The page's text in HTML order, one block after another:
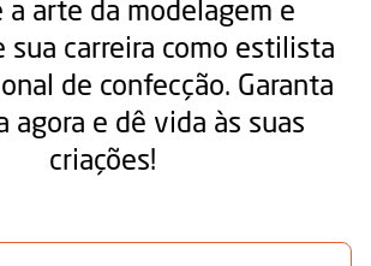
a arte da modelagem e
sua carreira como estilista
de confecção. Garanta
agora e dê vida às suas
criações!